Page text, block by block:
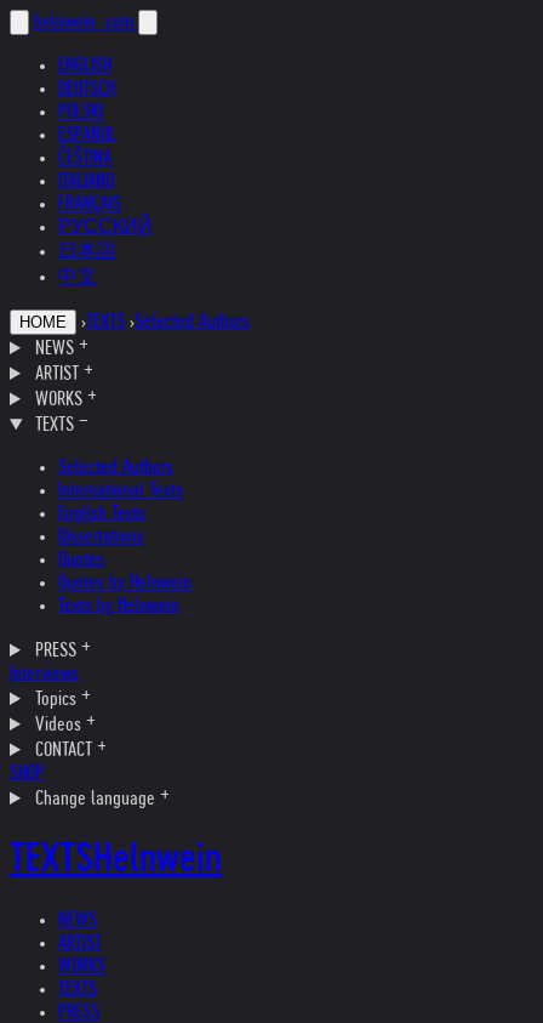
helnwein .com
ENGLISH
DEUTSCH
POLSKI
ESPAÑOL
ČEŠTINA
ITALIANO
FRANÇAIS
РУССКИЙ
日本語
中文
HOME › TEXTS ›Selected Authors
NEWS
ARTIST
WORKS
TEXTS
Selected Authors
International Texts
English Texts
Dissertations
Quotes
Quotes by Helnwein
Texts by Helnwein
PRESS
Interviews
Topics
Videos
CONTACT
SHOP
Change language
TEXTSHelnwein
NEWS
ARTIST
WORKS
TEXTS
PRESS